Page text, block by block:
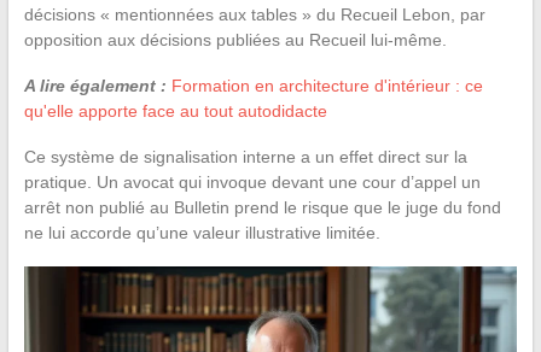
décisions « mentionnées aux tables » du Recueil Lebon, par
opposition aux décisions publiées au Recueil lui-même.
A lire également : Formation en architecture d'intérieur : ce
qu'elle apporte face au tout autodidacte
Ce système de signalisation interne a un effet direct sur la
pratique. Un avocat qui invoque devant une cour d’appel un
arrêt non publié au Bulletin prend le risque que le juge du fond
ne lui accorde qu’une valeur illustrative limitée.